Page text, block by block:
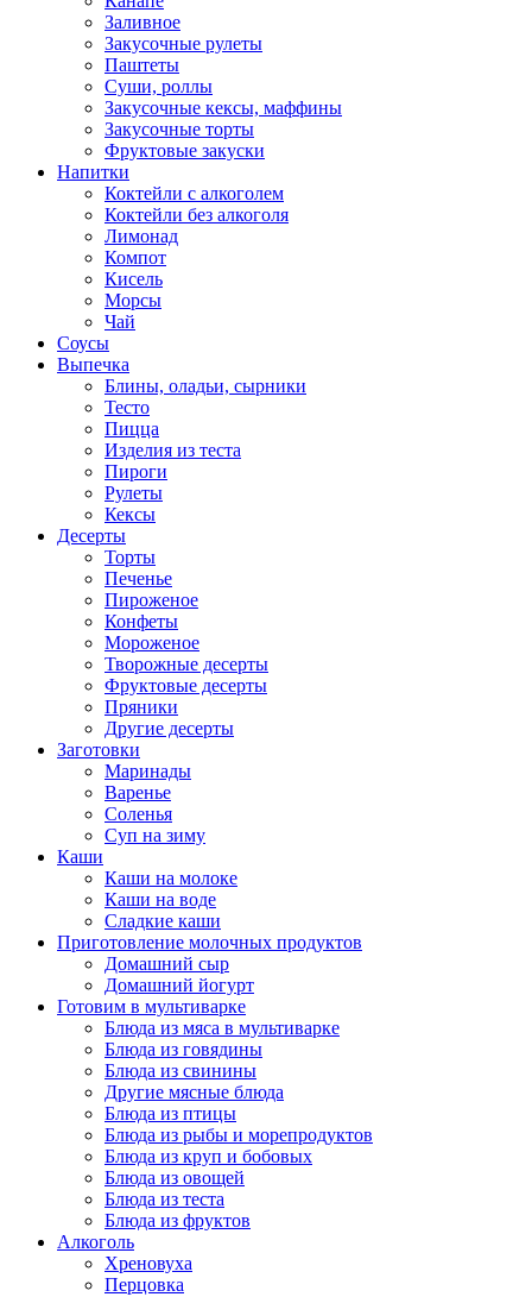
Заливное
Закусочные рулеты
Паштеты
Суши, роллы
Закусочные кексы, маффины
Закусочные торты
Фруктовые закуски
Напитки
Коктейли с алкоголем
Коктейли без алкоголя
Лимонад
Компот
Кисель
Морсы
Чай
Соусы
Выпечка
Блины, оладьи, сырники
Тесто
Пицца
Изделия из теста
Пироги
Рулеты
Кексы
Десерты
Торты
Печенье
Пироженое
Конфеты
Мороженое
Творожные десерты
Фруктовые десерты
Пряники
Другие десерты
Заготовки
Маринады
Варенье
Соленья
Суп на зиму
Каши
Каши на молоке
Каши на воде
Сладкие каши
Приготовление молочных продуктов
Домашний сыр
Домашний йогурт
Готовим в мультиварке
Блюда из мяса в мультиварке
Блюда из говядины
Блюда из свинины
Другие мясные блюда
Блюда из птицы
Блюда из рыбы и морепродуктов
Блюда из круп и бобовых
Блюда из овощей
Блюда из теста
Блюда из фруктов
Алкоголь
Хреновуха
Перцовка